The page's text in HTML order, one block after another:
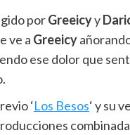
porGreeicyy
ve a Greeicy
ese dolor que
‘Los Besos‘ y su